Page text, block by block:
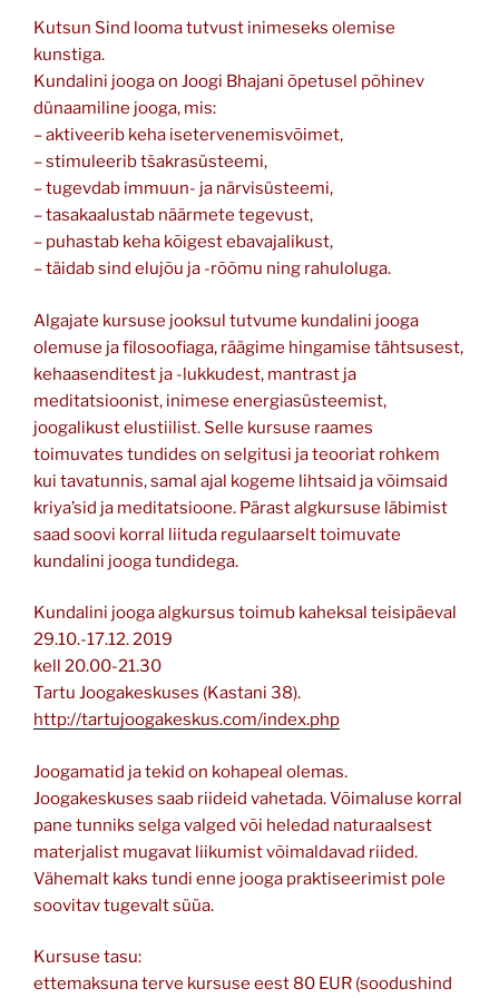
Kutsun Sind looma tutvust inimeseks olemise
kunstiga.
Kundalini jooga on Joogi Bhajani õpetusel põhinev
dünaamiline jooga, mis:
– aktiveerib keha isetervenemisvõimet,
– stimuleerib tšakrasüsteemi,
– tugevdab immuun- ja närvisüsteemi,
– tasakaalustab näärmete tegevust,
– puhastab keha kõigest ebavajalikust,
– täidab sind elujõu ja -rõõmu ning rahuloluga.
Algajate kursuse jooksul tutvume kundalini jooga
olemuse ja filosoofiaga, räägime hingamise tähtsusest,
kehaasenditest ja -lukkudest, mantrast ja
meditatsioonist, inimese energiasüsteemist,
joogalikust elustiilist. Selle kursuse raames
toimuvates tundides on selgitusi ja teooriat rohkem
kui tavatunnis, samal ajal kogeme lihtsaid ja võimsaid
kriya’sid ja meditatsioone. Pärast algkursuse läbimist
saad soovi korral liituda regulaarselt toimuvate
kundalini jooga tundidega.
Kundalini jooga algkursus toimub kaheksal teisipäeval
29.10.-17.12. 2019
kell 20.00-21.30
Tartu Joogakeskuses (Kastani 38).
http://tartujoogakeskus.com/index.php
Joogamatid ja tekid on kohapeal olemas.
Joogakeskuses saab riideid vahetada. Võimaluse korral
pane tunniks selga valged või heledad naturaalsest
materjalist mugavat liikumist võimaldavad riided.
Vähemalt kaks tundi enne jooga praktiseerimist pole
soovitav tugevalt süüa.
Kursuse tasu:
ettemaksuna terve kursuse eest 80 EUR (soodushind